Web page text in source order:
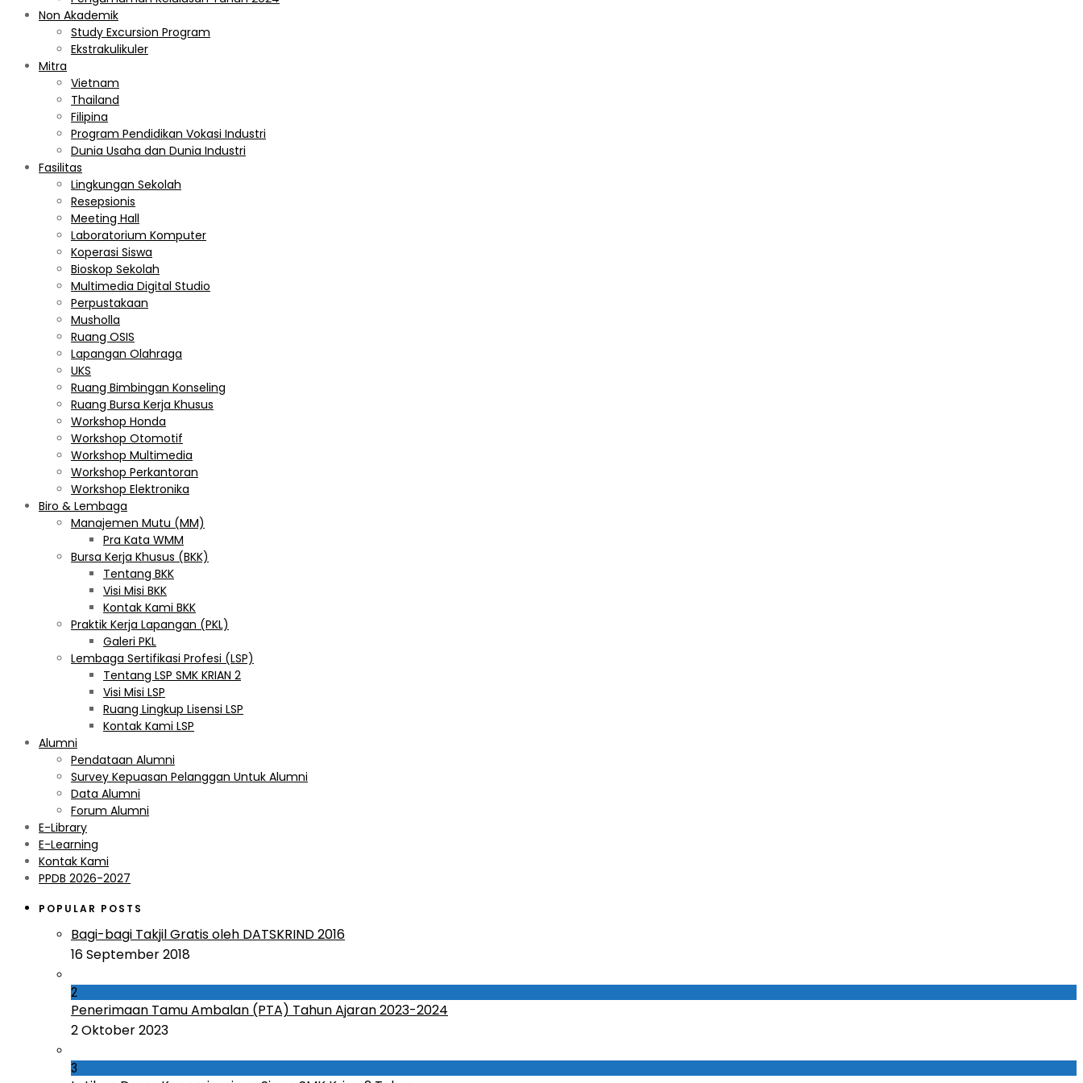
Non Akademik
Study Excursion Program
Ekstrakulikuler
Mitra
Vietnam
Thailand
Filipina
Program Pendidikan Vokasi Industri
Dunia Usaha dan Dunia Industri
Fasilitas
Lingkungan Sekolah
Resepsionis
Meeting Hall
Laboratorium Komputer
Koperasi Siswa
Bioskop Sekolah
Multimedia Digital Studio
Perpustakaan
Musholla
Ruang OSIS
Lapangan Olahraga
UKS
Ruang Bimbingan Konseling
Ruang Bursa Kerja Khusus
Workshop Honda
Workshop Otomotif
Workshop Multimedia
Workshop Perkantoran
Workshop Elektronika
Biro & Lembaga
Manajemen Mutu (MM)
Pra Kata WMM
Bursa Kerja Khusus (BKK)
Tentang BKK
Visi Misi BKK
Kontak Kami BKK
Praktik Kerja Lapangan (PKL)
Galeri PKL
Lembaga Sertifikasi Profesi (LSP)
Tentang LSP SMK KRIAN 2
Visi Misi LSP
Ruang Lingkup Lisensi LSP
Kontak Kami LSP
Alumni
Pendataan Alumni
Survey Kepuasan Pelanggan Untuk Alumni
Data Alumni
Forum Alumni
E-Library
E-Learning
Kontak Kami
PPDB 2026-2027
POPULAR POSTS
Bagi-bagi Takjil Gratis oleh DATSKRIND 2016
16 September 2018
2
Penerimaan Tamu Ambalan (PTA) Tahun Ajaran 2023-2024
2 Oktober 2023
3